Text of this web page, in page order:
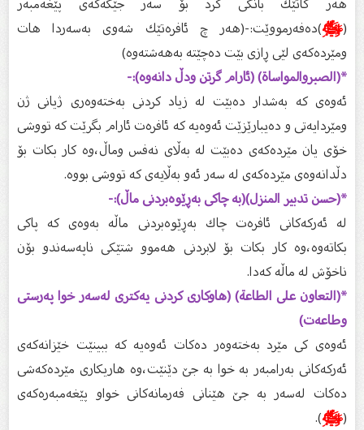
ﷺ)دەفەرمووێت:-(هەر چ ئافرەتێك شەوى بەسەردا هات
ومێردەكەى لێى ڕازى بێت دەچێتە بەهەشتەوە)
*(الصبروالمواساة) (ئارام گرتن ودڵ دانەوە):-
ئەوەى كە بەشدار دەبێت لە زیاد كردنى بەختەوەرى ژیانى ژن
ومێردایەتى و دەیبارێزێت ئەوەیە كە ئافرەت ئارام بگرێت كە تووشى
خۆی یان مێردەكەى دەبێت لە بەڵاى نەفس وماڵ،وە كار بكات بۆ
دڵدانەوەى مێردەكەى لە سەر ئەو بەڵايەى كە تووشى بووە.
*(حسن تدبیر المنزل)(بە چاكى بەڕێوەبردنى ماڵ):-
لە ئەركەكانى ئافرەت چاك بەڕێوەبردنى ماڵە بەوەى كە پاكى
بكاتەوە،وە كار بكات بۆ لابردنى هەموو شتێكى ناپەسەندو بۆن
ناخۆش لە ماڵە كەدا.
*(التعاون على الطاعة‌) (هاوكارى كردنى یەكترى لەسەر خوا پەرستى
وطاعەت)
ئەوەى كى مێرد بەختەوەر دەكات ئەوەیە كە ببینێت خێزانەكەى
ئەركەكانى بەرامبەر بە خوا بە جێ دێنێت،وە هاریكارى مێردەكەشى
دەكات لەسەر بە جێ هێنانى فەرمانەكانى خواو پێغەمبەرەكەى
ﷺ).